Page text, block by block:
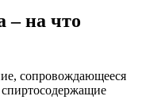
– на что
сопровождающееся